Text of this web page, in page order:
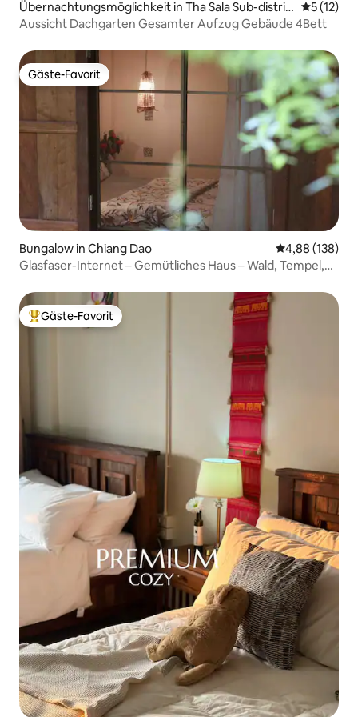
Übernachtungsmöglichkeit in Tha Sala Sub-distric
t
5 (12)
Aussicht Dachgarten Gesamter Aufzug Gebäude 4Bett
Gäste-Favorit
Gäste-Favorit
Bungalow in Chiang Dao
4,88 (138)
Glasfaser-Internet – Gemütliches Haus – Wald, Tempel,
Beliebter Gäste-Favorit.
Gäste-Favorit